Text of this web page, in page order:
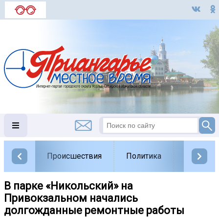
Происшествия Политика
В парке «Никольский» на
Привокзальном начались
долгожданные ремонтные работы